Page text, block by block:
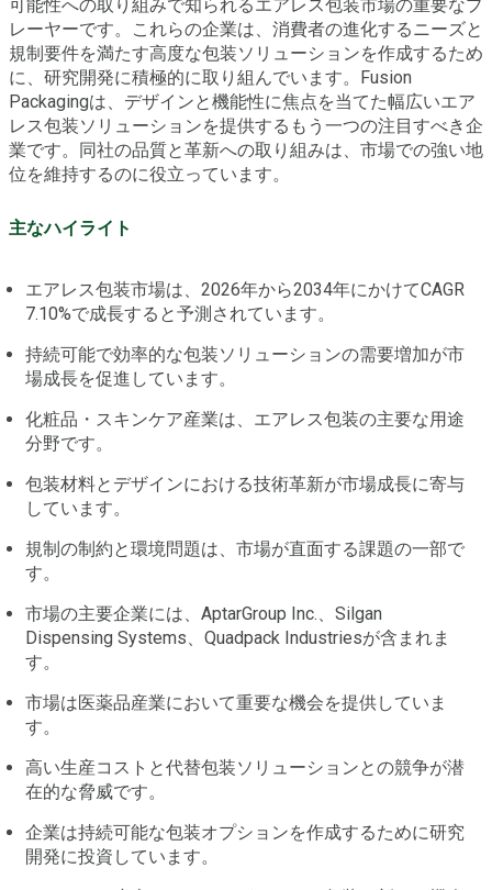
可能性への取り組みで知られるエアレス包装市場の重要なプ
レーヤーです。これらの企業は、消費者の進化するニーズと
規制要件を満たす高度な包装ソリューションを作成するため
に、研究開発に積極的に取り組んでいます。Fusion
Packagingは、デザインと機能性に焦点を当てた幅広いエア
レス包装ソリューションを提供するもう一つの注目すべき企
業です。同社の品質と革新への取り組みは、市場での強い地
位を維持するのに役立っています。
主なハイライト
エアレス包装市場は、2026年から2034年にかけてCAGR
7.10%で成長すると予測されています。
持続可能で効率的な包装ソリューションの需要増加が市
場成長を促進しています。
化粧品・スキンケア産業は、エアレス包装の主要な用途
分野です。
包装材料とデザインにおける技術革新が市場成長に寄与
しています。
規制の制約と環境問題は、市場が直面する課題の一部で
す。
市場の主要企業には、AptarGroup Inc.、Silgan
Dispensing Systems、Quadpack Industriesが含まれま
す。
市場は医薬品産業において重要な機会を提供していま
す。
高い生産コストと代替包装ソリューションとの競争が潜
在的な脅威です。
企業は持続可能な包装オプションを作成するために研究
開発に投資しています。